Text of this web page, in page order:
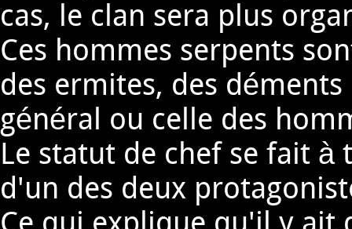
cas, le clan sera plus
Ces hommes serpents
des ermites, des
général ou celle des
Le statut de chef se fait
d'un des deux